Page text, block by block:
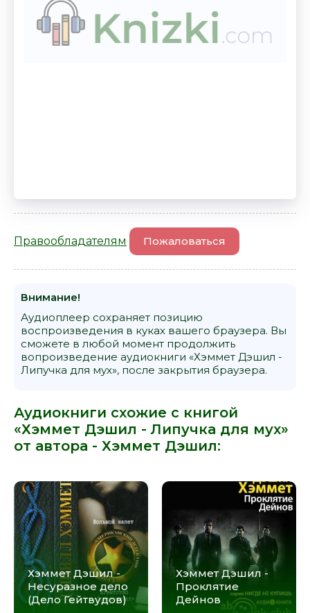
Правообладателям Пожаловаться
Внимание!
Аудиоплеер сохраняет позицию
воспроизведения в куках вашего браузера. Вы
сможете в любой момент продолжить
вопроизведение аудиокниги «Хэммет Дэшил -
Липучка для мух», после закрытия браузера.
Аудиокниги схожие с книгой
«Хэммет Дэшил - Липучка для мух»
от автора - Хэммет Дэшил:
Хэммет Дэшил -
Несуразное дело
(Дело Гейтвудов)
Хэммет Дэшил -
Проклятие
Дейнов